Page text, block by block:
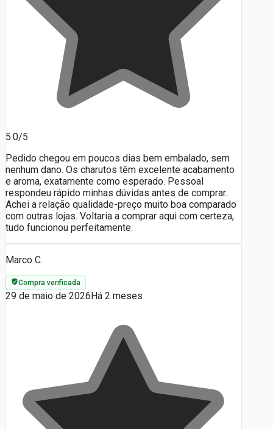
5.0/5
Pedido chegou em poucos dias bem embalado, sem
nenhum dano. Os charutos têm excelente acabamento
e aroma, exatamente como esperado. Pessoal
respondeu rápido minhas dúvidas antes de comprar.
Achei a relação qualidade-preço muito boa comparado
com outras lojas. Voltaria a comprar aqui com certeza,
tudo funcionou perfeitamente.
Marco C.
Compra verificada
29 de maio de 2026Há 2 meses